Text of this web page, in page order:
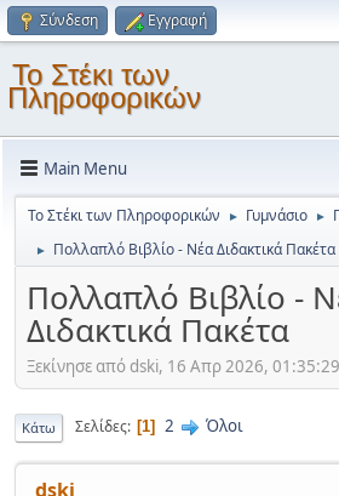
Σύνδεση Εγγραφή
Το Στέκι των
Πληροφορικών
Main Menu
Το Στέκι των Πληροφορικών ► Γυμνάσιο ►
► Πολλαπλό Βιβλίο - Νέα Διδακτικά Πακέτα
Πολλαπλό Βιβλίο -
Διδακτικά Πακέτα
Ξεκίνησε από dski, 16 Απρ 2026,
Κάτω Σελίδες 1 2 Όλοι
dski